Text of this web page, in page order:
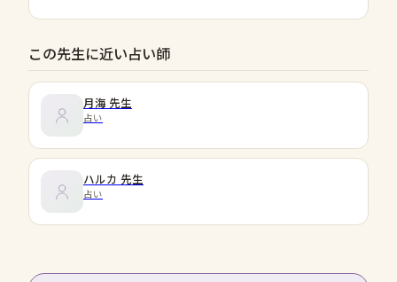
この先生に近い占い師
月海 先生
占い
ハルカ 先生
占い